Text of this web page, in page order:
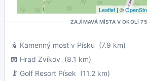
Leaflet | ©
ZAJÍMAVÁ MÍSTA V OKOLÍ
Kamenný most v Písku (7.9 km)
Hrad Zvíkov (8.1 km)
Golf Resort Písek (11.2 km)